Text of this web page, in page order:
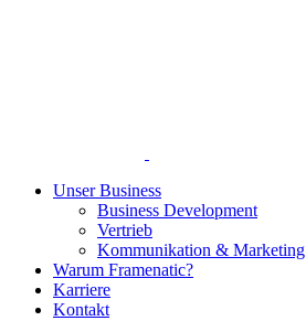
Unser Business
Business Development
Vertrieb
Kommunikation & Marketing
Warum Framenatic?
Karriere
Kontakt